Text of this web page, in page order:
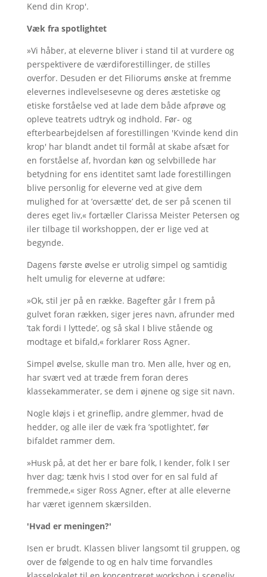
Kend din Krop'.
Væk fra spotlightet
»Vi håber, at eleverne bliver i stand til at vurdere og
perspektivere de værdiforestillinger, de stilles
overfor. Desuden er det Filiorums ønske at fremme
elevernes indlevelsesevne og deres æstetiske og
etiske forståelse ved at lade dem både afprøve og
opleve teatrets udtryk og indhold. Før- og
efterbearbejdelsen af forestillingen 'Kvinde kend din
krop' har blandt andet til formål at skabe afsæt for
en forståelse af, hvordan køn og selvbillede har
betydning for ens identitet samt lade forestillingen
blive personlig for eleverne ved at give dem
mulighed for at ’oversætte’ det, de ser på scenen til
deres eget liv,« fortæller Clarissa Meister Petersen og
iler tilbage til workshoppen, der er lige ved at
begynde.
Dagens første øvelse er utrolig simpel og samtidig
helt umulig for eleverne at udføre:
»Ok, stil jer på en række. Bagefter går I frem på
gulvet foran rækken, siger jeres navn, afrunder med
’tak fordi I lyttede’, og så skal I blive stående og
modtage et bifald,« forklarer Ross Agner.
Simpel øvelse, skulle man tro. Men alle, hver og en,
har svært ved at træde frem foran deres
klassekammerater, se dem i øjnene og sige sit navn.
Nogle kløjs i et grineflip, andre glemmer, hvad de
hedder, og alle iler de væk fra ’spotlightet’, før
bifaldet rammer dem.
»Husk på, at det her er bare folk, I kender, folk I ser
hver dag; tænk hvis I stod over for en sal fuld af
fremmede,« siger Ross Agner, efter at alle eleverne
har været igennem skærsilden.
'Hvad er meningen?'
Isen er brudt. Klassen bliver langsomt til gruppen, og
over de følgende to og en halv time forvandles